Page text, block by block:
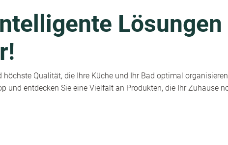
Qualität, die Ihre Küche und Ihr Bad optimal
und entdecken Sie eine Vielfalt an Produkten, die Ihr Zuhause